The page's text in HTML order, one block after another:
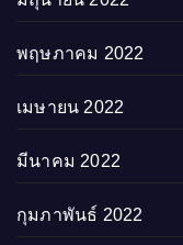
พฤษภาคม 2022
เมษายน 2022
มีนาคม 2022
กุมภาพันธ์ 2022